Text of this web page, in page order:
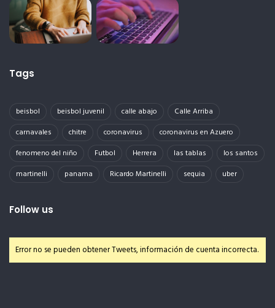
Tags
beisbol beisbol juvenil calle abajo
Calle Arriba
carnavales
chitre coronavirus
coronavirus en Azuero
fenomeno del niño
Futbol Herrera las tablas
los santos
martinelli
panama Ricardo Martinelli sequia uber
Follow us
Error no se pueden obtener Tweets, información de cuenta incorrecta.